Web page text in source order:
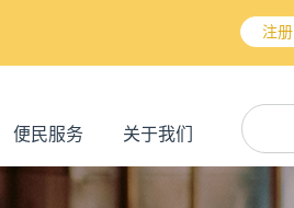
注册
便民服务 关于我们